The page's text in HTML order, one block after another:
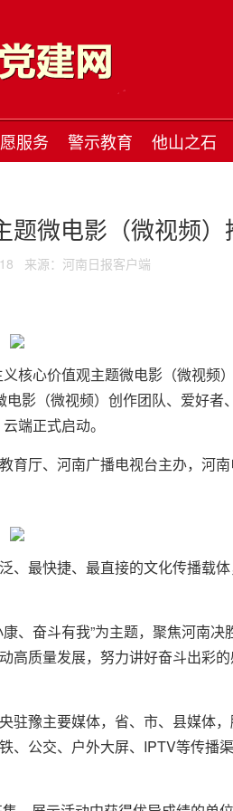
服务 警示教育 他山之石
题微电影（微视频
来源：河南日报客户端
心价值观主题微电影（微视频
影（微视频）创作团队、爱好者
端正式启动。
厅、河南广播电视台主办，河
、最快捷、最直接的文化传播载
、奋斗有我”为主题，聚焦河南
质量发展，努力讲好奋斗出彩的
豫主要媒体，省、市、县媒体
公交、户外大屏、IPTV等传播